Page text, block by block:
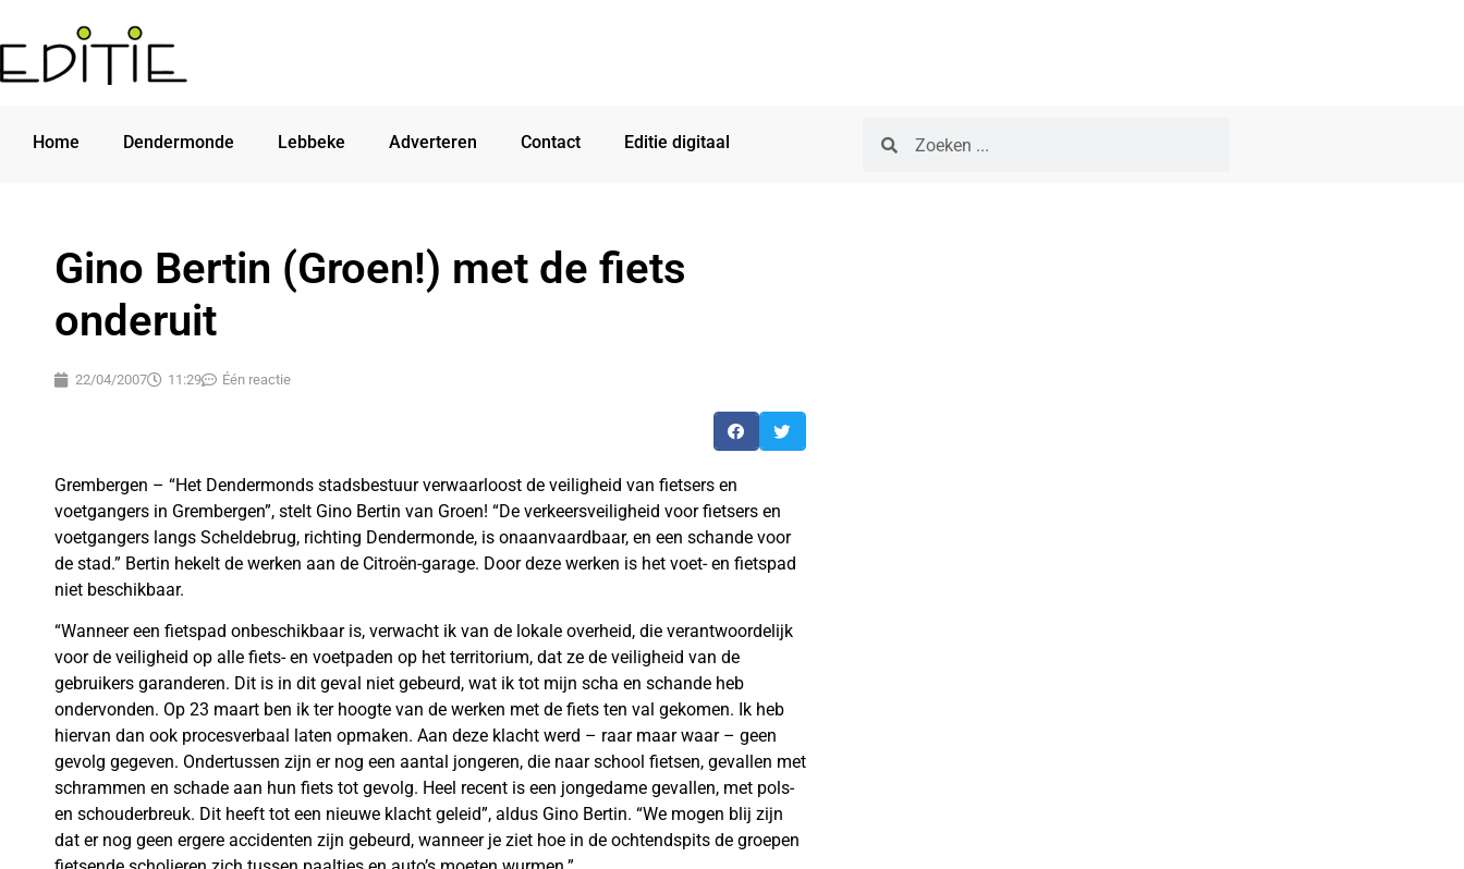
Home Dendermonde Lebbeke Adverteren Contact Editie digitaal
Gino Bertin (Groen!) met de fiets
onderuit
22/04/2007 11:29 Één reactie
Grembergen – “Het Dendermonds stadsbestuur verwaarloost de veiligheid van fietsers en
voetgangers in Grembergen”, stelt Gino Bertin van Groen! “De verkeersveiligheid voor fietsers en
voetgangers langs Scheldebrug, richting Dendermonde, is onaanvaardbaar, en een schande voor
de stad.” Bertin hekelt de werken aan de Citroën-garage. Door deze werken is het voet- en fietspad
niet beschikbaar.
“Wanneer een fietspad onbeschikbaar is, verwacht ik van de lokale overheid, die verantwoordelijk
voor de veiligheid op alle fiets- en voetpaden op het territorium, dat ze de veiligheid van de
gebruikers garanderen. Dit is in dit geval niet gebeurd, wat ik tot mijn scha en schande heb
ondervonden. Op 23 maart ben ik ter hoogte van de werken met de fiets ten val gekomen. Ik heb
hiervan dan ook procesverbaal laten opmaken. Aan deze klacht werd – raar maar waar – geen
gevolg gegeven. Ondertussen zijn er nog een aantal jongeren, die naar school fietsen, gevallen met
schrammen en schade aan hun fiets tot gevolg. Heel recent is een jongedame gevallen, met pols-
en schouderbreuk. Dit heeft tot een nieuwe klacht geleid”, aldus Gino Bertin. “We mogen blij zijn
dat er nog geen ergere accidenten zijn gebeurd, wanneer je ziet hoe in de ochtendspits de groepen